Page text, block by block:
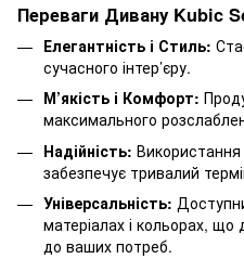
Переваги Дивану Kubic
Елегантність і Стиль:
сучасного інтер’єру.
М’якість і Комфорт:
максимального
Надійність: Використання
забезпечує тривалий
Універсальність:
матеріалах і кольорах,
до ваших потреб.